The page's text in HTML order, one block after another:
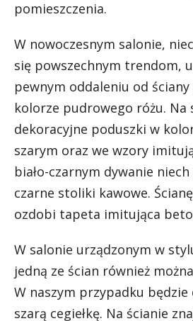
pomieszczenia.
W nowoczesnym salonie,
się powszechnym trendom,
pewnym oddaleniu od
kolorze pudrowego różu. Na
dekoracyjne poduszki w
szarym oraz we wzory
biało-czarnym dywanie
czarne stoliki kawowe.
ozdobi tapeta imitująca
W salonie urządzonym w
jedną ze ścian również
W naszym przypadku
szarą cegiełkę. Na ścianie